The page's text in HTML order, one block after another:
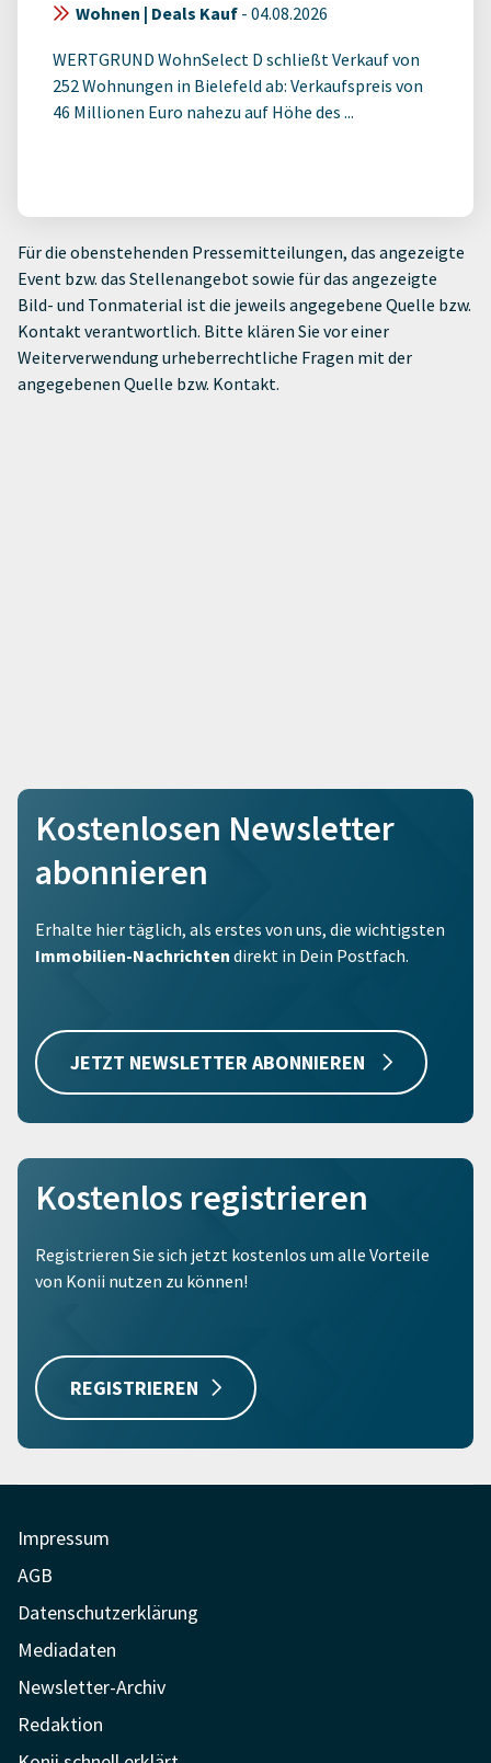
Wohnen | Deals Kauf - 04.08.2026
WERTGRUND WohnSelect D schließt Verkauf von
252 Wohnungen in Bielefeld ab: Verkaufspreis von
46 Millionen Euro nahezu auf Höhe des ...
Für die obenstehenden Pressemitteilungen, das angezeigte
Event bzw. das Stellenangebot sowie für das angezeigte
Bild- und Tonmaterial ist die jeweils angegebene Quelle bzw.
Kontakt verantwortlich. Bitte klären Sie vor einer
Weiterverwendung urheberrechtliche Fragen mit der
angegebenen Quelle bzw. Kontakt.
Kostenlosen Newsletter
abonnieren
Erhalte hier täglich, als erstes von uns, die wichtigsten
Immobilien-Nachrichten direkt in Dein Postfach.
JETZT NEWSLETTER ABONNIEREN
Kostenlos registrieren
Registrieren Sie sich jetzt kostenlos um alle Vorteile
von Konii nutzen zu können!
REGISTRIEREN
Impressum
AGB
Datenschutzerklärung
Mediadaten
Newsletter-Archiv
Redaktion